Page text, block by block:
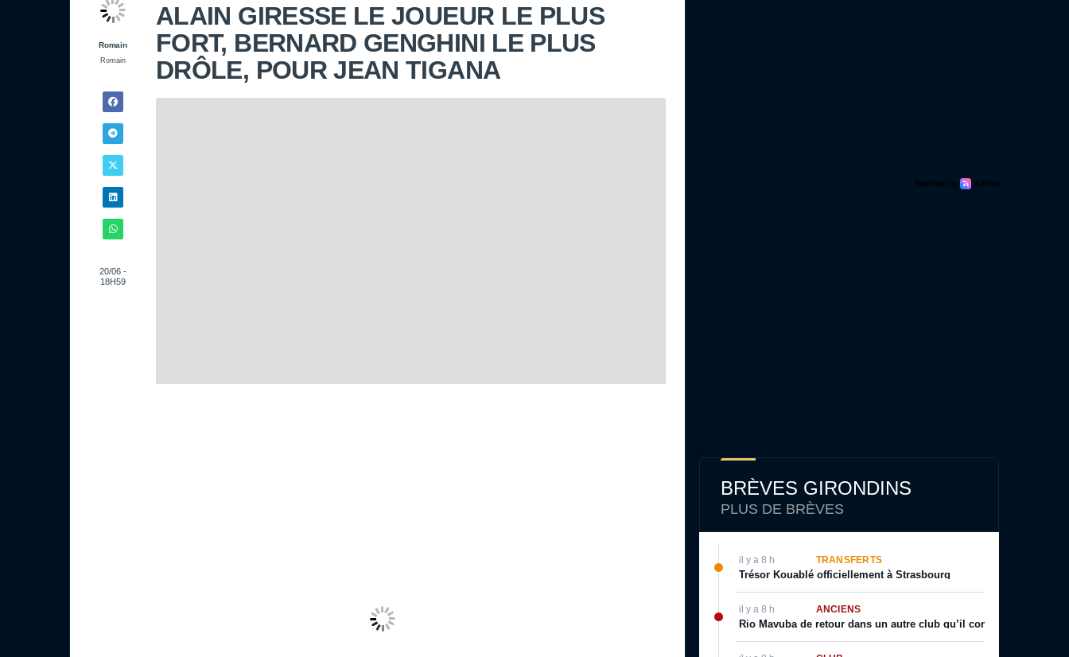
Romain
Romain
20/06 -
18H59
ALAIN GIRESSE LE JOUEUR LE PLUS
FORT, BERNARD GENGHINI LE PLUS
DRÔLE, POUR JEAN TIGANA
BRÈVES GIRONDINS
PLUS DE BRÈVES
il y a 8 h TRANSFERTS
Trésor Kouablé officiellement à Strasbourg
il y a 8 h ANCIENS
Rio Mavuba de retour dans un autre club qu’il connait bien ?